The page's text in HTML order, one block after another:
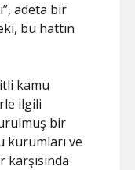
HILESI
adeta bir
bu hattın
kamu
ilgili
bir
kurumları ve